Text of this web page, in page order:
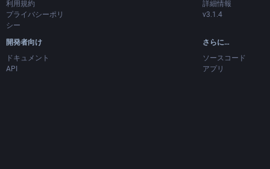
利用規約
プライバシーポリ
シー
開発者向け
ドキュメント
API
詳細情報
v3.1.4
さらに…
ソースコード
アプリ